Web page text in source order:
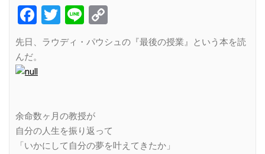
Facebook
Twitter
Line
Link
先日、ラウディ・パウシュの『最後の授業』という本を読
んだ。
余命数ヶ月の教授が
自分の人生を振り返って
「いかにして自分の夢を叶えてきたか」